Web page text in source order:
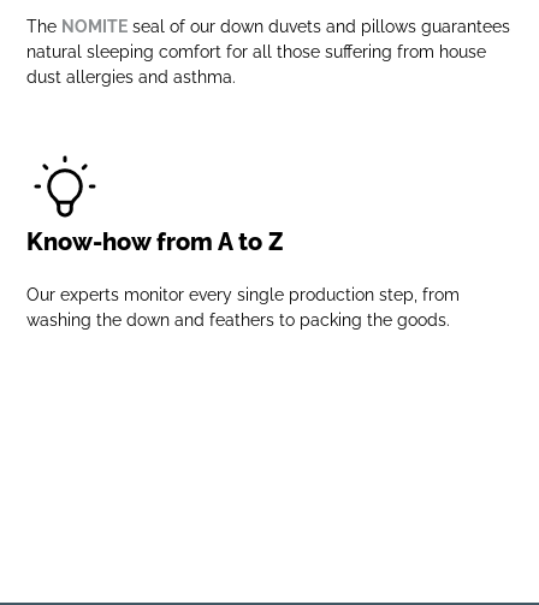
The NOMITE seal of our down duvets and pillows guarantees
natural sleeping comfort for all those suffering from house
dust allergies and asthma.
Know-how from A to Z
Our experts monitor every single production step, from
washing the down and feathers to packing the goods.